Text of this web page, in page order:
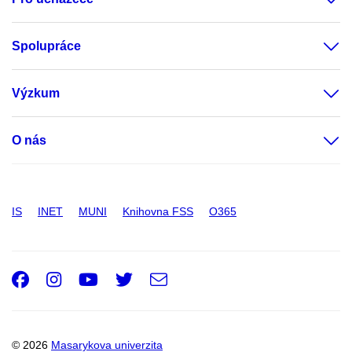
Spolupráce
Výzkum
O nás
IS INET MUNI Knihovna FSS O365
© 2026 Masarykova univerzita
Facebook
Instagram
Youtube
Twitter
e-